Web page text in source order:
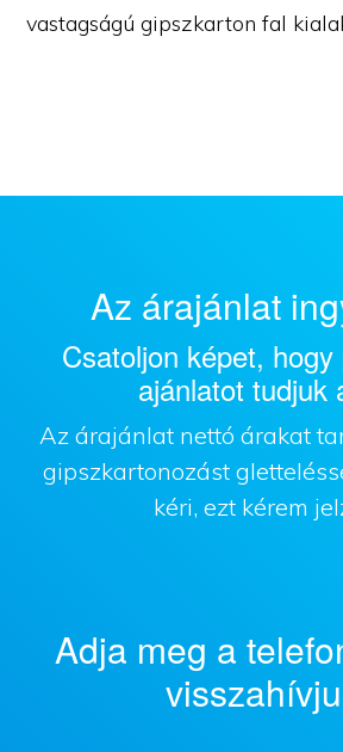
vastagságú gipszkarton fal
Az árajánlat
Csatoljon képet,
ajánlatot tudjuk
Az árajánlat nettó árakat
gipszkartonozást
kéri, ezt kérem
Adja meg a